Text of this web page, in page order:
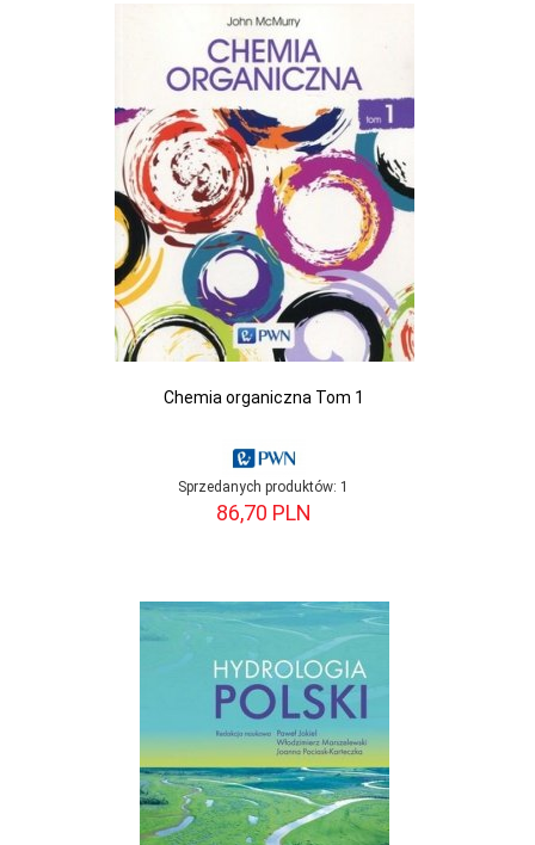
Chemia organiczna Tom 1
Sprzedanych produktów: 1
86,70 PLN